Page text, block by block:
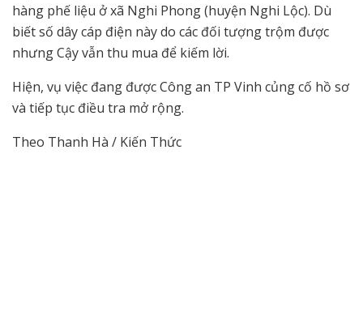
hàng phế liệu ở xã Nghi Phong (huyện Nghi Lộc). Dù
biết số dây cáp điện này do các đối tượng trộm được
nhưng Cậy vẫn thu mua để kiếm lời.
Hiện, vụ việc đang được Công an TP Vinh củng cố hồ sơ
và tiếp tục điều tra mở rộng.
Theo Thanh Hà / Kiến Thức